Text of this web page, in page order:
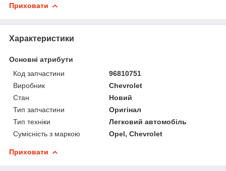
Приховати
Характеристики
Основні атрибути
Код запчастини
96810751
Виробник
Chevrolet
Стан
Новий
Тип запчастини
Оригінал
Тип техніки
Легковий автомобіль
Сумісність з маркою
Opel, Chevrolet
Приховати